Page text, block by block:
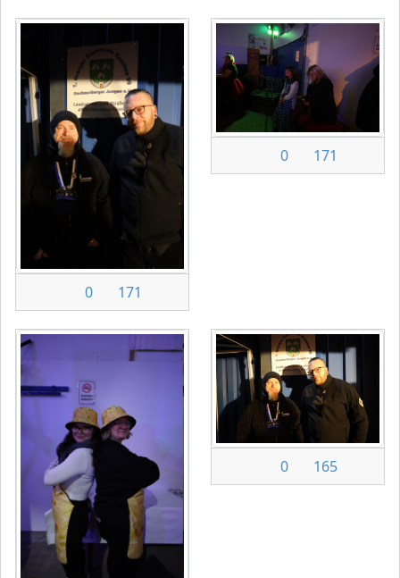
0 171
0 171
0 165